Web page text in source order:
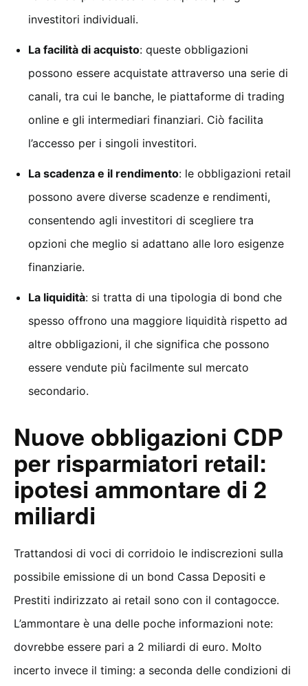
investitori individuali.
La facilità di acquisto: queste obbligazioni
possono essere acquistate attraverso una serie di
canali, tra cui le banche, le piattaforme di trading
online e gli intermediari finanziari. Ciò facilita
l’accesso per i singoli investitori.
La scadenza e il rendimento: le obbligazioni retail
possono avere diverse scadenze e rendimenti,
consentendo agli investitori di scegliere tra
opzioni che meglio si adattano alle loro esigenze
finanziarie.
La liquidità: si tratta di una tipologia di bond che
spesso offrono una maggiore liquidità rispetto ad
altre obbligazioni, il che significa che possono
essere vendute più facilmente sul mercato
secondario.
Nuove obbligazioni CDP
per risparmiatori retail:
ipotesi ammontare di 2
miliardi
Trattandosi di voci di corridoio le indiscrezioni sulla
possibile emissione di un bond Cassa Depositi e
Prestiti indirizzato ai retail sono con il contagocce.
L’ammontare è una delle poche informazioni note:
dovrebbe essere pari a 2 miliardi di euro. Molto
incerto invece il timing: a seconda delle condizioni di